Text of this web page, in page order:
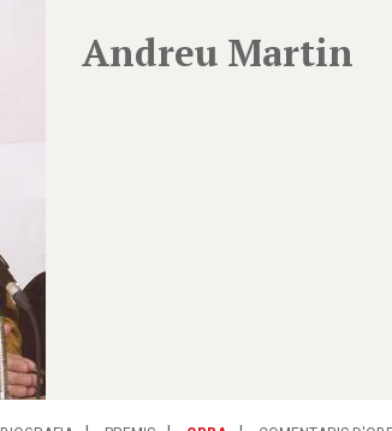
Andreu Martin